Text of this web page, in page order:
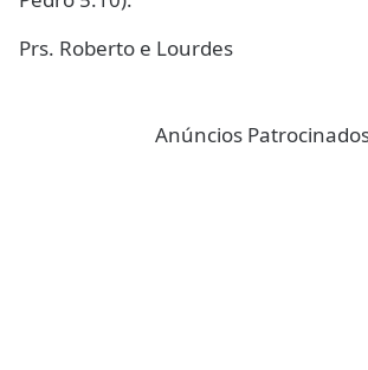
Prs. Roberto e Lourdes
Anúncios